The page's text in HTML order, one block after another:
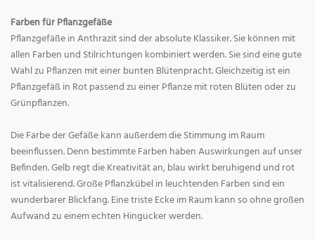
Farben für Pflanzgefäße
Pflanzgefäße in Anthrazit sind der absolute Klassiker. Sie können mit
allen Farben und Stilrichtungen kombiniert werden. Sie sind eine gute
Wahl zu Pflanzen mit einer bunten Blütenpracht. Gleichzeitig ist ein
Pflanzgefäß in Rot passend zu einer Pflanze mit roten Blüten oder zu
Grünpflanzen.
Die Farbe der Gefäße kann außerdem die Stimmung im Raum
beeinflussen. Denn bestimmte Farben haben Auswirkungen auf unser
Befinden. Gelb regt die Kreativität an, blau wirkt beruhigend und rot
ist vitalisierend. Große Pflanzkübel in leuchtenden Farben sind ein
wunderbarer Blickfang. Eine triste Ecke im Raum kann so ohne großen
Aufwand zu einem echten Hingucker werden.